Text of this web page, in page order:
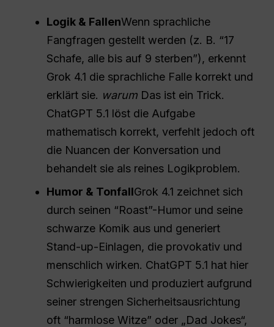
Logik & FallenWenn sprachliche
Fangfragen gestellt werden (z. B. “17
Schafe, alle bis auf 9 sterben”), erkennt
Grok 4.1 die sprachliche Falle korrekt und
erklärt sie. warum Das ist ein Trick.
ChatGPT 5.1 löst die Aufgabe
mathematisch korrekt, verfehlt jedoch oft
die Nuancen der Konversation und
behandelt sie als reines Logikproblem.
Humor & TonfallGrok 4.1 zeichnet sich
durch seinen “Roast”-Humor und seine
schwarze Komik aus und generiert
Stand-up-Einlagen, die provokativ und
menschlich wirken. ChatGPT 5.1 hat hier
Schwierigkeiten und produziert aufgrund
seiner strengen Sicherheitsausrichtung
oft “harmlose Witze” oder „Dad Jokes“,